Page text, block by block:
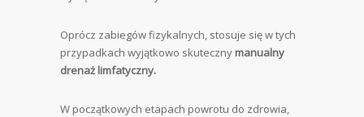
Oprócz zabiegów fizykalnych, stosuje się w tych
przypadkach wyjątkowo skuteczny manualny
drenaż limfatyczny.
W początkowych etapach powrotu do zdrowia,